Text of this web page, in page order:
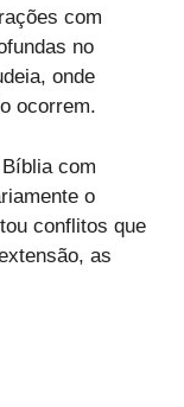
com
no
onde
ocorrem.
com
o
conflitos que
as